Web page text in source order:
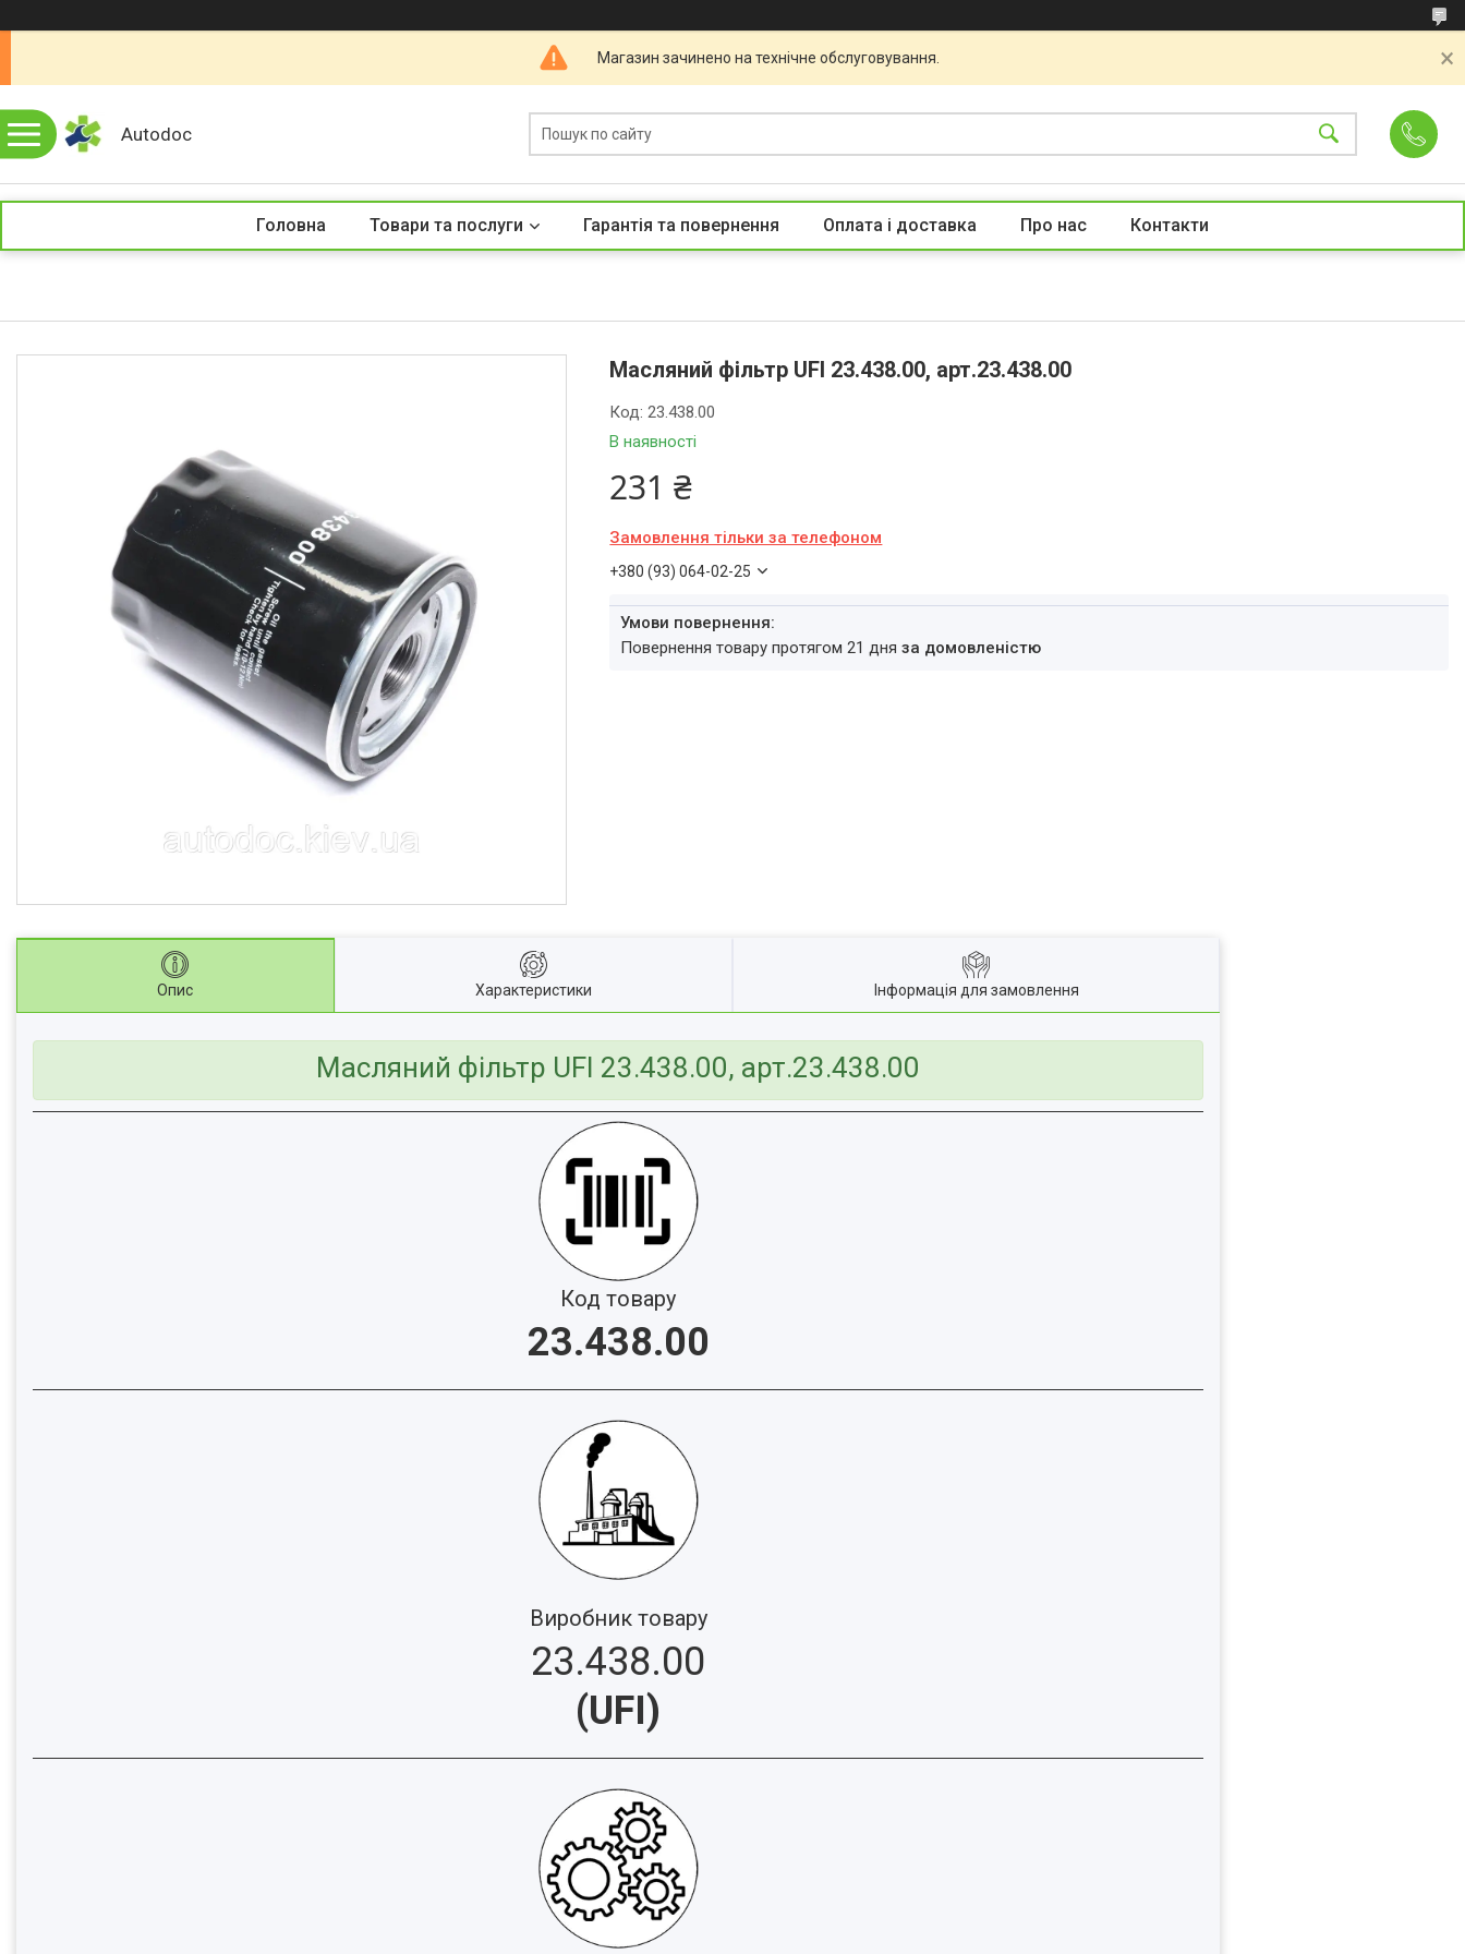
Магазин зачинено на технічне обслуговування.
Autodoc
Головна Товари та послуги Гарантія та повернення Оплата і доставка Про нас Контакти
Масляний фільтр UFI 23.438.00, арт.23.438.00
В наявності
Код:23.438.00
231 ₴
Замовлення тільки за телефоном
+380 (93) 064-02-25
повернення товару протягом 21 дняза домовленістю
Опис Характеристики Інформація для замовлення
Масляний фільтр UFI 23.438.00, арт.23.438.00
Код товару
23.438.00
Виробник товару
23.438.00
(UFI)